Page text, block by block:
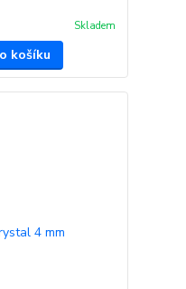
Skladem
košíku